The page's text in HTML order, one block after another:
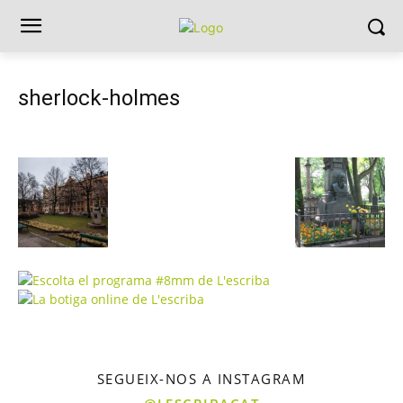
sherlock-holmes
SEGUEIX-NOS A INSTAGRAM